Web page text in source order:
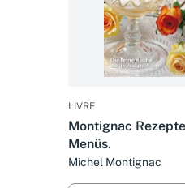
LIVRE
Montignac
Menüs.
Michel Montignac